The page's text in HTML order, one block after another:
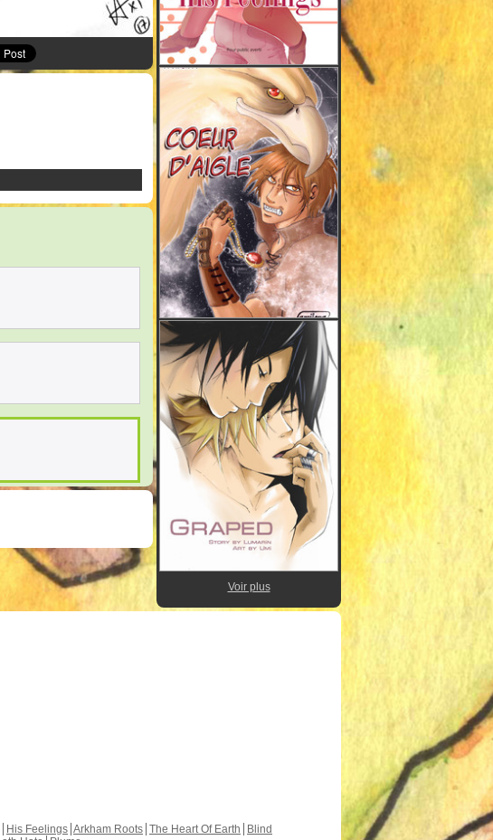
Voir plus
His Feelings Arkham Roots The Heart Of Earth
Blind